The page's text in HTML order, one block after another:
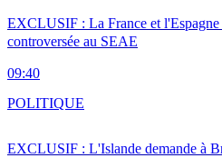
EXCLUSIF : La France et
controversée au SEAE
09:40
EXCLUSIF : L'Islande demande à
POLITIQUE